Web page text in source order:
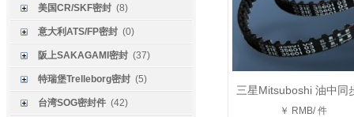
美国CR/SKF密封 (8)
意大利ATS/FP密封 (0)
阪上SAKAGAMI密封 (37)
特瑞堡Trelleborg密封 (5)
台湾SOG密封件 (42)
三星Mitsuboshi 油中同
￥ RMB/ 件